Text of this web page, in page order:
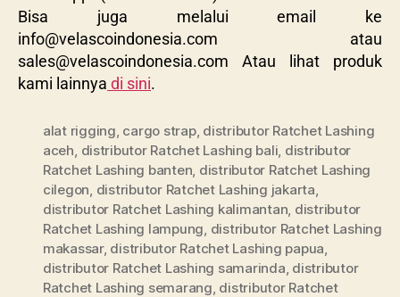
Bisa juga melalui email ke
info@velascoindonesia.com atau
sales@velascoindonesia.com Atau lihat produk
kami lainnya di sini.
alat rigging, cargo strap, distributor Ratchet Lashing
aceh, distributor Ratchet Lashing bali, distributor
Ratchet Lashing banten, distributor Ratchet Lashing
cilegon, distributor Ratchet Lashing jakarta,
distributor Ratchet Lashing kalimantan, distributor
Ratchet Lashing lampung, distributor Ratchet Lashing
makassar, distributor Ratchet Lashing papua,
distributor Ratchet Lashing samarinda, distributor
Ratchet Lashing semarang, distributor Ratchet